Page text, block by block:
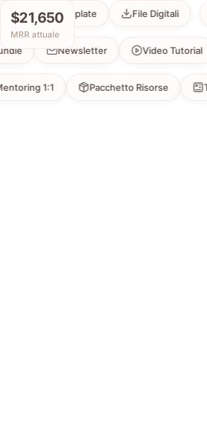
Template File Digitali E-
Bundle Newsletter Video
1:1 Pacchetto Risorse
$21,650
MRR attuale